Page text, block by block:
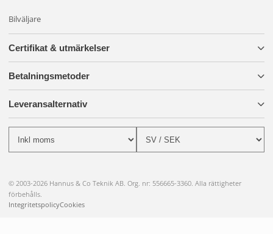
Bilväljare
Certifikat & utmärkelser
Betalningsmetoder
Leveransalternativ
© 2003-2026 Hannus & Co Teknik AB. Org. nr: 556665-3360. Alla rättigheter
förbehålls.
IntegritetspolicyCookies